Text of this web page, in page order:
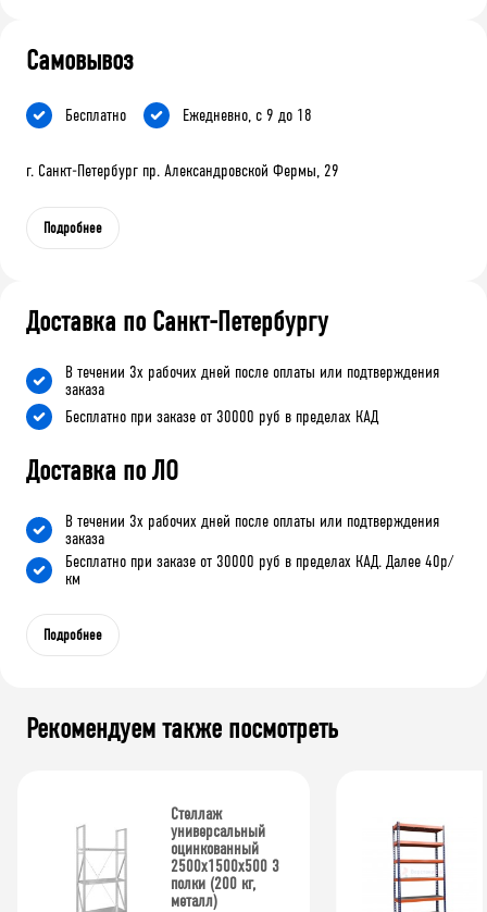
Самовывоз
Бесплатно Ежедневно, с 9 до 18
г. Санкт-Петербург пр. Александровской Фермы, 29
Подробнее
Доставка по Санкт-Петербургу
В течении 3х рабочих дней после оплаты или подтверждения
заказа
Бесплатно при заказе от 30000 руб в пределах КАД
Доставка по ЛО
В течении 3х рабочих дней после оплаты или подтверждения
заказа
Бесплатно при заказе от 30000 руб в пределах КАД. Далее 40р/
км
Подробнее
Рекомендуем также посмотреть
Стеллаж
универсальный
оцинкованный
2500x1500x500 3
полки (200 кг,
металл)